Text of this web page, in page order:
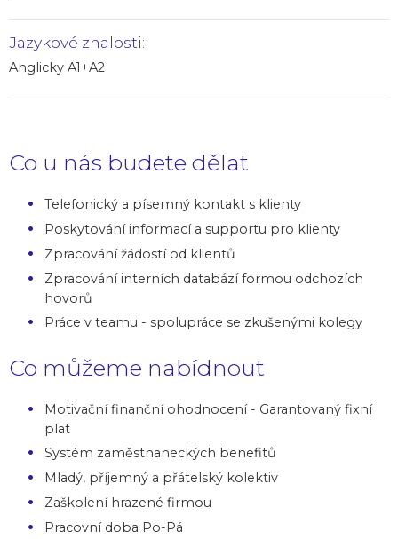
Jazykové znalosti:
Anglicky A1+A2
Co u nás budete dělat
Telefonický a písemný kontakt s klienty
Poskytování informací a supportu pro klienty
Zpracování žádostí od klientů
Zpracování interních databází formou odchozích
hovorů
Práce v teamu - spolupráce se zkušenými kolegy
Co můžeme nabídnout
Motivační finanční ohodnocení - Garantovaný fixní
plat
Systém zaměstnaneckých benefitů
Mladý, příjemný a přátelský kolektiv
Zaškolení hrazené firmou
Pracovní doba Po-Pá